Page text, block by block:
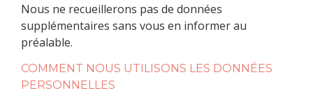
Nous ne recueillerons pas de données
supplémentaires sans vous en informer au
préalable.
COMMENT NOUS UTILISONS LES DONNÉES
PERSONNELLES